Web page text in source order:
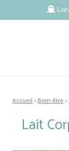
Accueil>Bien-être>
Lait